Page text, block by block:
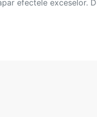
efectele exceselor.